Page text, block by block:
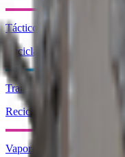
Táctico Ver. 3 (Humo)
Reciclar: x1
Transceptor de telemetría
Reciclar: x1
Vaporizer Regulator